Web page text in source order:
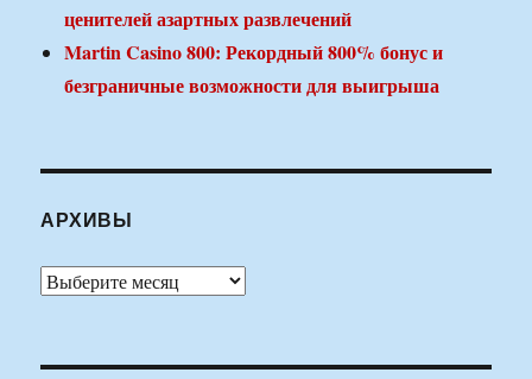
ценителей азартных развлечений
Martin Casino 800: Рекордный 800% бонус и
безграничные возможности для выигрыша
АРХИВЫ
Архивы